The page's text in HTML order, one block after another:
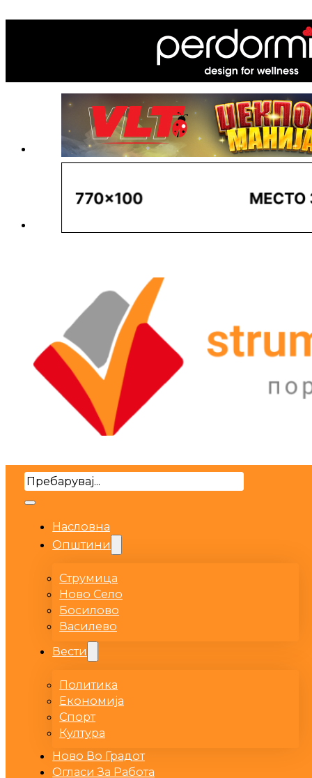
Search
Насловна
Општини
Струмица
Ново Село
Босилово
Василево
Вести
Политика
Економија
Спорт
Култура
Ново Во Градот
Огласи За Работа